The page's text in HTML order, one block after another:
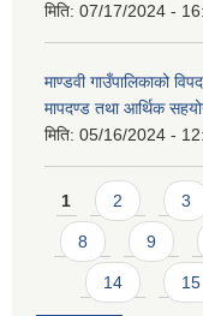
मिति: 07/17/2024 -
माण्डवी गाउँपालिकाको
मापदण्ड तथा आर्थिक
मिति: 05/16/2024 -
Pages
1 2 3
8 9
14 15